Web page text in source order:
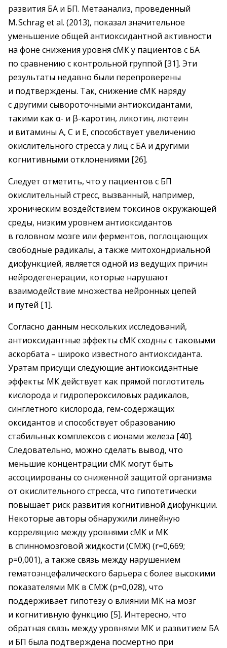
развития БА и БП. Метаанализ, проведенный
М. Schrag et al. (2013), показал значительное
уменьшение общей антиоксидантной активности
на фоне снижения уровня сМК у пациентов с БА
по сравнению с контрольной группой [31]. Эти
результаты недавно были перепроверены
и подтверждены. Так, снижение сМК наряду
с другими сывороточными антиоксидантами,
такими как α- и β-каротин, ликотин, лютеин
и витамины А, С и E, способствует увеличению
окислительного стресса у лиц с БА и другими
когнитивными отклонениями [26].
Следует отметить, что у пациентов с БП
окислительный стресс, вызванный, например,
хроническим воздействием токсинов окружающей
среды, низким уровнем антиоксидантов
в головном мозге или ферментов, поглощающих
свободные радикалы, а также митохондриальной
дисфункцией, является одной из ведущих причин
нейродегенерации, которые нарушают
взаимодействие множества нейронных цепей
и путей [1].
Согласно данным нескольких исследований,
антиоксидантные эффекты сМК сходны с таковыми
аскорбата – ​широко известного антиоксиданта.
Уратам присущи следующие антиоксидантные
эффекты: МК действует как прямой поглотитель
кислорода и гидропероксиловых радикалов,
синглетного кислорода, гем-содержащих
оксидантов и способствует образованию
стабильных комплексов с ионами железа [40].
Следовательно, можно сделать вывод, что
меньшие концентрации сМК могут быть
ассоциированы со сниженной защитой организма
от окислительного стресса, что гипотетически
повышает риск развития когнитивной дисфункции.
Некоторые авторы обнаружили линейную
корреляцию между уровнями сМК и МК
в спинномозговой жидкости (СМЖ) (r=0,669;
p=0,001), а также связь между нарушением
гематоэнцефалического барьера с более высокими
показателями МК в СМЖ (p=0,028), что
поддерживает гипотезу о влиянии МК на мозг
и когнитивную функцию [5]. Интересно, что
обратная связь между уровнями МК и развитием БА
и БП была подтверждена посмертно при